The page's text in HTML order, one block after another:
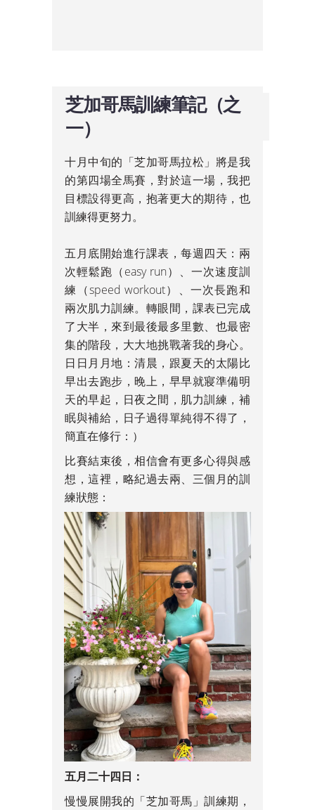
芝加哥馬訓練筆記（之
一）
十月中旬的「芝加哥馬拉松」將是我
的第四場全馬賽，對於這一場，我把
目標設得更高，抱著更大的期待，也
訓練得更努力。
五月底開始進行課表，每週四天：兩
次輕鬆跑（easy run）、一次速度訓
練（speed workout）、一次長跑和
兩次肌力訓練。轉眼間，課表已完成
了大半，來到最後最多里數、也最密
集的階段，大大地挑戰著我的身心。
日日月月地：清晨，跟夏天的太陽比
早出去跑步，晚上，早早就寢準備明
天的早起，日夜之間，肌力訓練，補
眠與補給，日子過得單純得不得了，
簡直在修行：）
比賽結束後，相信會有更多心得與感
想，這裡，略紀過去兩、三個月的訓
練狀態：
五月二十四日：
慢慢展開我的「芝加哥馬」訓練期，